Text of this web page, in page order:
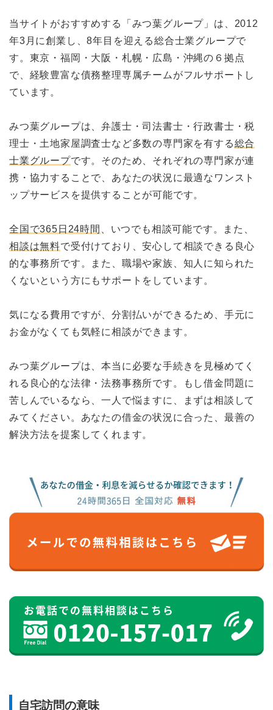
当サイトがおすすめする「みつ葉グループ」は、2012
年3月に創業し、8年目を迎える総合士業グループで
す。東京・福岡・大阪・札幌・広島・沖縄の６拠点
で、経験豊富な債務整理専属チームがフルサポートし
ています。
みつ葉グループは、弁護士・司法書士・行政書士・税
理士・土地家屋調査士など多数の専門家を有する総合
士業グループです。そのため、それぞれの専門家が連
携・協力することで、あなたの状況に最適なワンスト
ップサービスを提供することが可能です。
全国で365日24時間
、いつでも相談可能です。また、
相談は無料で受付けており、安心して相談できる良心
的な事務所です。また、職場や家族、知人に知られた
くないという方にもサポートをしています。
気になる費用ですが、分割払いができるため、手元に
お金がなくても気軽に相談ができます。
みつ葉グループは、本当に必要な手続きを見極めてく
れる良心的な法律・法務事務所です。もし借金問題に
苦しんでいるなら、一人で悩ますに、まずは相談して
みてください。あなたの借金の状況に合った、最善の
解決方法を提案してくれます。
自宅訪問の意味